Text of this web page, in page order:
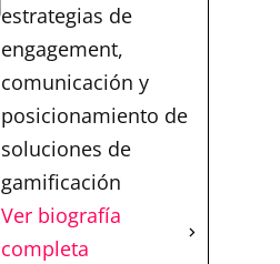
estrategias de
engagement,
comunicación y
posicionamiento de
soluciones de
gamificación
Ver biografía
completa